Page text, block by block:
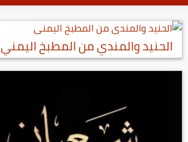
الحنيد والمندي من المطبخ اليمني